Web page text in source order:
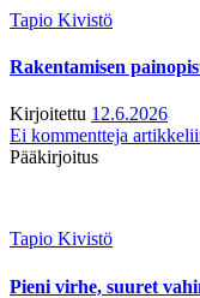
Tapio Kivistö
Rakentamisen
Kirjoitettu 12.6.2026
Ei kommentteja
Pääkirjoitus
Tapio Kivistö
Pieni virhe, suuret